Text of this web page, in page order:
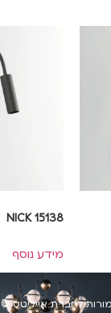
NICK 15138
מידע נוסף
לחברת אייליטס © 2022